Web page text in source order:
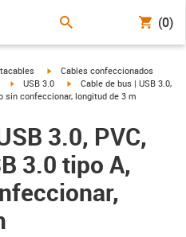
(0)
igus-icon-arrow-right
Cables confeccionados
igus-icon-arrow-right
USB 3.0 igus-icon-arrow-right
Cable de bus | USB 3.0,
sin confeccionar, longitud de 3 m
3.0, PVC,
3.0 tipo A,